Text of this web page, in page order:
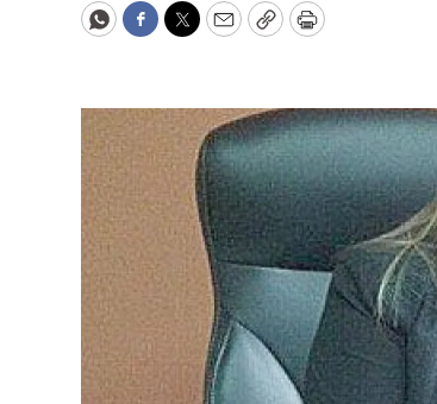
WhatsApp
Facebook
Twitter
EmailCopyPrint